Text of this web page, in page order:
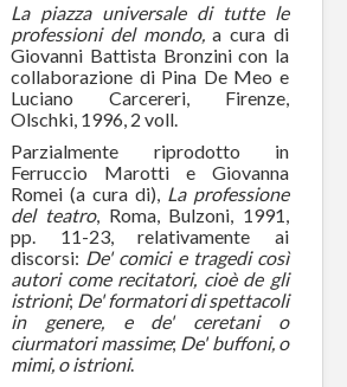
La piazza universale di tutte le
professioni del mondo,a cura di
Giovanni Battista Bronzini con la
collaborazione di Pina De Meo e
Luciano Carcereri, Firenze,
Olschki, 1996, 2 voll.
Parzialmente riprodotto in
Ferruccio Marotti e Giovanna
Romei (a cura di), La professione
del teatro, Roma, Bulzoni, 1991,
pp. 11-23, relativamente ai
discorsi: De' comici e tragedi così
autori come recitatori, cioè de gli
istrioni; De' formatori di spettacoli
in genere, e de' ceretani o
ciurmatori massime; De' buffoni, o
mimi, o istrioni.